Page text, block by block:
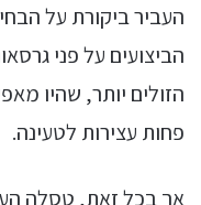
העביר ביקורת על
הזולים יותר, שהיו
פחות עצירות לטעינה.
אך בכל זאת, טסלה